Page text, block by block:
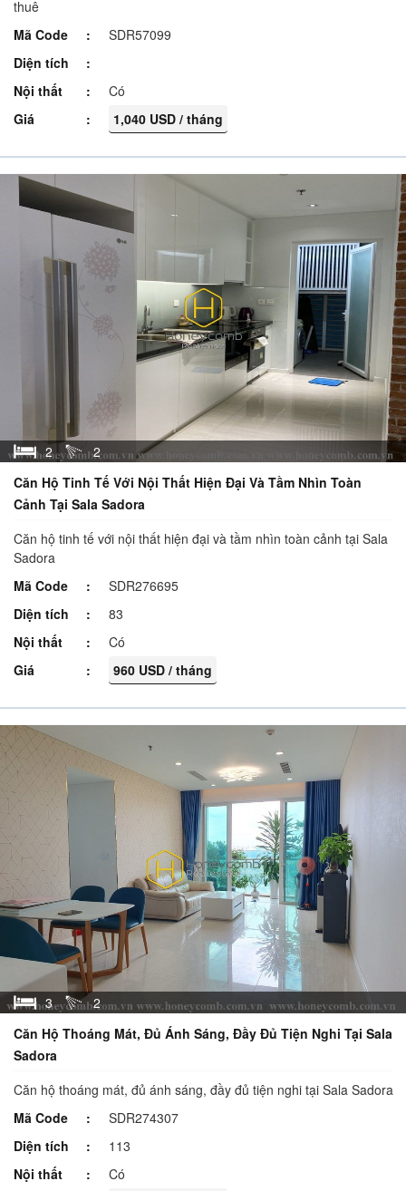
thuê
Mã Code
SDR57099
Diện tích
Nội thất
Có
Giá
1,040 USD / tháng
2
2
Căn Hộ Tinh Tế Với Nội Thất Hiện Đại Và Tầm Nhìn Toàn
Cảnh Tại Sala Sadora
Căn hộ tinh tế với nội thất hiện đại và tầm nhìn toàn cảnh tại Sala
Sadora
Mã Code
SDR276695
Diện tích
83
Nội thất
Có
Giá
960 USD / tháng
3
2
Căn Hộ Thoáng Mát, Đủ Ánh Sáng, Đầy Đủ Tiện Nghi Tại Sala
Sadora
Căn hộ thoáng mát, đủ ánh sáng, đầy đủ tiện nghi tại Sala Sadora
Mã Code
SDR274307
Diện tích
113
Nội thất
Có